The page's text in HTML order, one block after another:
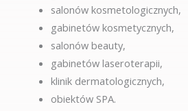
salonów kosmetologicznych,
gabinetów kosmetycznych,
salonów beauty,
gabinetów laseroterapii,
klinik dermatologicznych,
obiektów SPA.